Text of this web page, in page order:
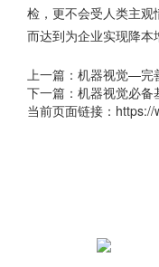
检，更不会受人类主
而达到为企业实现降本
上一篇： 机器视觉—完
下一篇： 机器视觉必备
当前页面链接：